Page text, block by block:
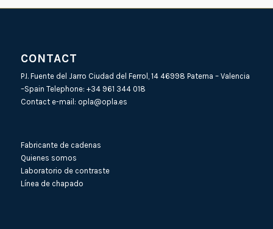
CONTACT
P.I. Fuente del Jarro Ciudad del Ferrol, 14 46998 Paterna – Valencia
–Spain Telephone: +34 961 344 018
Contact e-mail: opla@opla.es
Fabricante de cadenas
Quienes somos
Laboratorio de contraste
Línea de chapado